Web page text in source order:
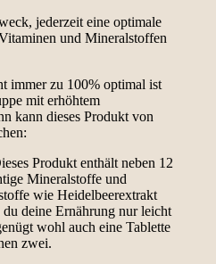
jederzeit eine optimale
und Mineralstoffen
immer zu 100% optimal ist
mit erhöhtem
kann dieses Produkt von
Produkt enthält neben 12
Mineralstoffe und
wie Heidelbeerextrakt
deine Ernährung nur leicht
wohl auch eine Tablette
zwei.